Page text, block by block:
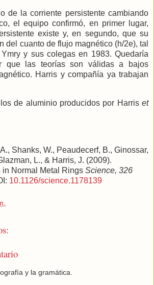
de la corriente persistente cambiando
el equipo confirmó, en primer lugar,
existe y, en segundo, que su
del cuanto de flujo magnético (h/2e), tal
y sus colegas en 1983. Quedaría
que las teorías son válidas a bajos
Harris y compañía ya trabajan
de aluminio producidos por Harris et
Shanks, W., Peaudecerf, B., Ginossar,
L., & Harris, J. (2009).
in Normal Metal Rings Science, 326
10.1126/science.1178139
y la gramática.